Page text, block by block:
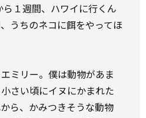
１週間、ハワイに行くん
うちのネコに餌をやってほ
ミリー。僕は動物があま
さい頃にイヌにかまれた
ら、かみつきそうな動物